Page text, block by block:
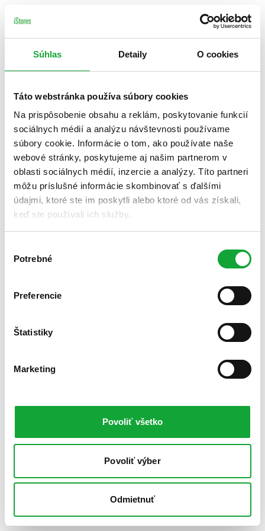
Súhlas Detaily O cookies
Táto webstránka používa súbory cookies
Na prispôsobenie obsahu a reklám, poskytovanie funkcií
sociálnych médií a analýzu návštevnosti používame
súbory cookie. Informácie o tom, ako používate naše
webové stránky, poskytujeme aj našim partnerom v
oblasti sociálnych médií, inzercie a analýzy. Títo partneri
môžu príslušné informácie skombinovať s ďalšími
údajmi, ktoré ste im poskytli alebo ktoré od vás získali,
keď ste používali ich služby.
súhlasu
Potrebné
Preferencie
Štatistiky
Marketing
Povoliť všetko
Povoliť výber
Odmietnuť